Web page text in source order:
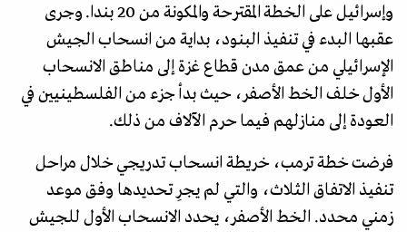
وإسرائيل على الخطة المقترحة والمكونة من 20 بندا. وجرى
عقبها البدء في تنفيذ البنود، بداية من انسحاب الجيش
الإسرائيلي من عمق مدن قطاع غزة إلى مناطق الانسحاب
الأول خلف الخط الأصفر، حيث بدأ جزء من الفلسطينيين في
العودة إلى منازلهم فيما حرم الآلاف من ذلك.
فرضت خطة ترمب، خريطة انسحاب تدريجي خلال مراحل
تنفيذ الاتفاق الثلاث، والتي لم يجرِ تحديدها وفق موعد
زمني محدد. الخط الأصفر، يحدد الانسحاب الأول للجيش